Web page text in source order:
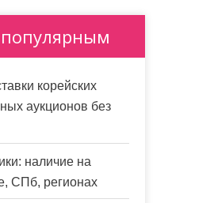
корейских
аукционов без
наличие на
СПб, регионах